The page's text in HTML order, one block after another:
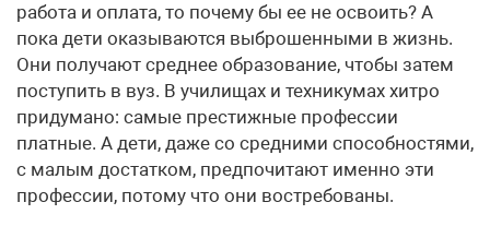
работа и оплата, то почему бы ее не освоить? А
пока дети оказываются выброшенными в жизнь.
Они получают среднее образование, чтобы затем
поступить в вуз. В училищах и техникумах хитро
придумано: самые престижные профессии
платные. А дети, даже со средними способностями,
с малым достатком, предпочитают именно эти
профессии, потому что они востребованы.